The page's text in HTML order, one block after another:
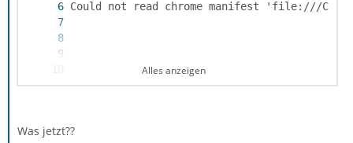
Alles anzeigen
Was jetzt??